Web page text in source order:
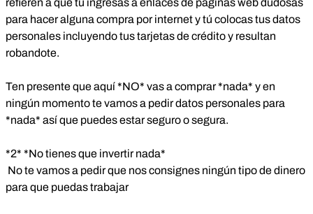
refieren a que tú ingresas a enlaces de páginas web dudosas
para hacer alguna compra por internet y tú colocas tus datos
personales incluyendo tus tarjetas de crédito y resultan
robandote.
Ten presente que aquí *NO* vas a comprar *nada* y en
ningún momento te vamos a pedir datos personales para
*nada* así que puedes estar seguro o segura.
*2* *No tienes que invertir nada*
No te vamos a pedir que nos consignes ningún tipo de dinero
para que puedas trabajar